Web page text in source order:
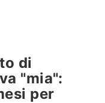
di
"mia":
per